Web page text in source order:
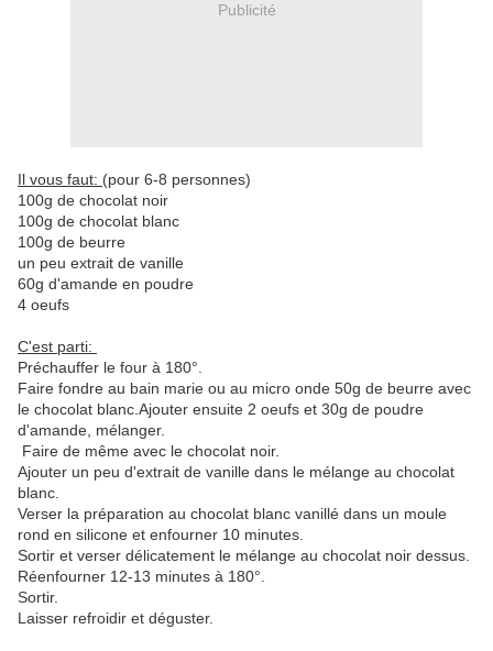
Publicité
Il vous faut: (pour 6-8 personnes)
100g de chocolat noir
100g de chocolat blanc
100g de beurre
un peu extrait de vanille
60g d'amande en poudre
4 oeufs
C'est parti:
Préchauffer le four à 180°.
Faire fondre au bain marie ou au micro onde 50g de beurre avec
le chocolat blanc.Ajouter ensuite 2 oeufs et 30g de poudre
d'amande, mélanger.
Faire de même avec le chocolat noir.
Ajouter un peu d'extrait de vanille dans le mélange au chocolat
blanc.
Verser la préparation au chocolat blanc vanillé dans un moule
rond en silicone et enfourner 10 minutes.
Sortir et verser délicatement le mélange au chocolat noir dessus.
Réenfourner 12-13 minutes à 180°.
Sortir.
Laisser refroidir et déguster.